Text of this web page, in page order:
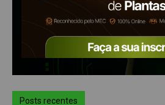
Posts recentes